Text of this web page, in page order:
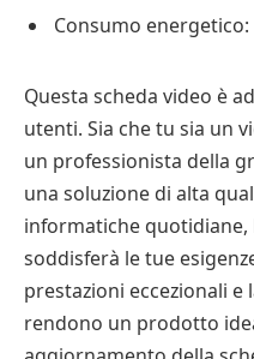
Consumo
Questa scheda video è
utenti. Sia che tu sia un
un professionista della
una soluzione di alta
informatiche quotidiane,
soddisferà le tue
prestazioni eccezionali
rendono un prodotto